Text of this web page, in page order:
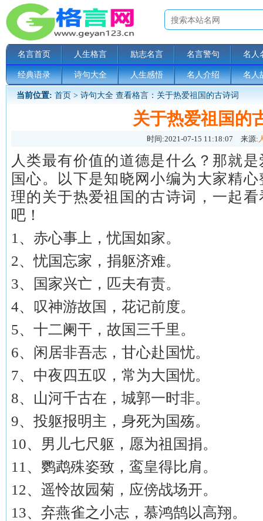
名言首页 人生格言 励志名言 名言警句 名人
经典语录 诗句大全 人生感悟 名人介绍 名人
当前位置: 首页 > 诗句大全 查看格言：关于热爱祖国的古诗词
关于热爱祖国的
时间:2021-07-15 11:18:07 来源:
人类最有价值的道德是什么？那就是
国心。以下是知晓网小编为大家精心
理的关于热爱祖国的古诗词，一起看
吧！
1、赤心事上，忧国如家。
2、忧国忘家，捐躯济难。
3、国家兴亡，匹夫有责。
4、叹神游故国，花记前度。
5、十二阑干，故国三千里。
6、闲居非吾志，甘心赴国忧。
7、中夜四五叹，常为大国忧。
8、山河千古在，城郭一时非。
9、投躯报明主，身死为国殇。
10、男儿七尺躯，愿为祖国捐。
11、鹦鹉殊姿致，鸾皇得比肩。
12、遥怜故园菊，应傍战场开。
13、弃燕雀之小志，慕鸿鹄以高翔。